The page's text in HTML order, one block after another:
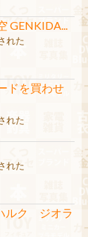
GENKIDA...
れた
ドを買わせ
れた
れた
ルク ジオラ